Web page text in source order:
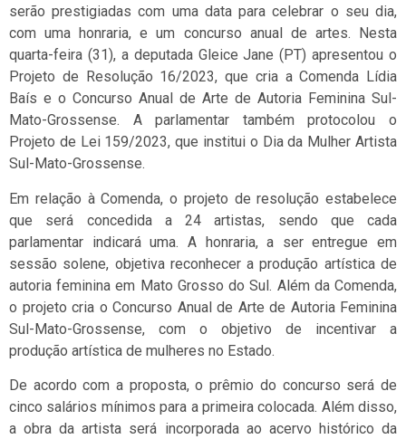
serão prestigiadas com uma data para celebrar o seu dia,
com uma honraria, e um concurso anual de artes. Nesta
quarta-feira (31), a deputada Gleice Jane (PT) apresentou o
Projeto de Resolução 16/2023, que cria a Comenda Lídia
Baís e o Concurso Anual de Arte de Autoria Feminina Sul-
Mato-Grossense. A parlamentar também protocolou o
Projeto de Lei 159/2023, que institui o Dia da Mulher Artista
Sul-Mato-Grossense.
Em relação à Comenda, o projeto de resolução estabelece
que será concedida a 24 artistas, sendo que cada
parlamentar indicará uma. A honraria, a ser entregue em
sessão solene, objetiva reconhecer a produção artística de
autoria feminina em Mato Grosso do Sul. Além da Comenda,
o projeto cria o Concurso Anual de Arte de Autoria Feminina
Sul-Mato-Grossense, com o objetivo de incentivar a
produção artística de mulheres no Estado.
De acordo com a proposta, o prêmio do concurso será de
cinco salários mínimos para a primeira colocada. Além disso,
a obra da artista será incorporada ao acervo histórico da